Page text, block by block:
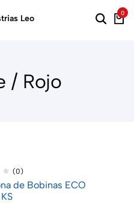
0
/ Rojo
(0)
de Bobinas ECO